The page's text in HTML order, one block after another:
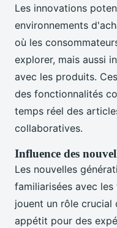
Les innovations
environnements
où les
explorer, mais aussi
avec les produits.
des fonctionnalités
temps réel des
collaboratives.
Influence des
Les nouvelles
familiarisées avec
jouent un rôle crucial
appétit pour des